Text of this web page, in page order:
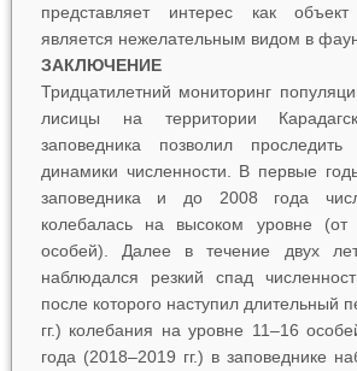
представляет интерес как
является нежелательным видом в
ЗАКЛЮЧЕНИЕ
Тридцатилетний мониторинг
лисицы на территории
заповедника позволил
динамики численности. В первые
заповедника и до 2008 года
колебалась на высоком уровне
особей). Далее в течение двух
наблюдался резкий спад
после которого наступил длительный
гг.) колебания на уровне 11–16
года (2018–2019 гг.) в заповеднике